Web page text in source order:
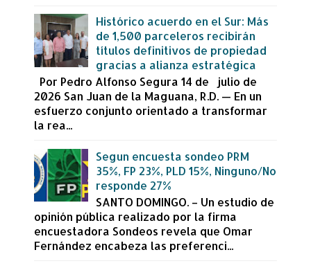
Histórico acuerdo en el Sur: Más
de 1,500 parceleros recibirán
títulos definitivos de propiedad
gracias a alianza estratégica
Por Pedro Alfonso Segura 14 de julio de
2026 San Juan de la Maguana, R.D. — En un
esfuerzo conjunto orientado a transformar
la rea...
Segun encuesta sondeo PRM
35%, FP 23%, PLD 15%, Ninguno/No
responde 27%
SANTO DOMINGO. – Un estudio de
opinión pública realizado por la firma
encuestadora Sondeos revela que Omar
Fernández encabeza las preferenci...